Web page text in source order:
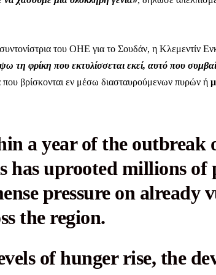
του ΟΗΕ για το Σουδάν, η Κλεμεντίν
τη φρίκη που εκτυλίσσεται εκεί, αυτό που
που βρίσκονται εν μέσω διασταυρούμενων πυρών ή
a year of the
has uprooted millions of
pressure on already
the region.
of hunger rise, the